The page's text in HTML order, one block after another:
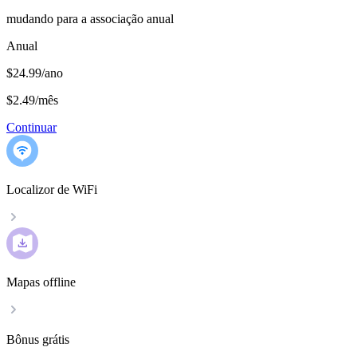
mudando para a associação anual
Anual
$24.99/ano
$2.49/mês
Continuar
Localizor de WiFi
Mapas offline
Bônus grátis